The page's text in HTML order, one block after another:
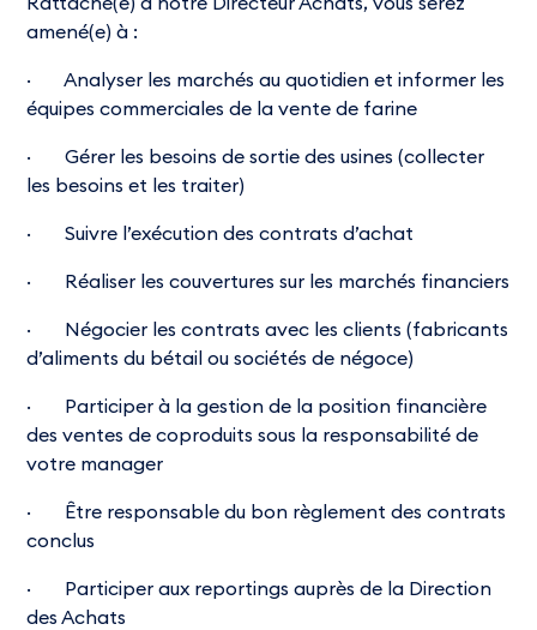
amené(e) à :
· Analyser les marchés au quotidien et informer les
équipes commerciales de la vente de farine
· Gérer les besoins de sortie des usines (collecter
les besoins et les traiter)
· Suivre l’exécution des contrats d’achat
· Réaliser les couvertures sur les marchés financiers
· Négocier les contrats avec les clients (fabricants
d’aliments du bétail ou sociétés de négoce)
· Participer à la gestion de la position financière
des ventes de coproduits sous la responsabilité de
votre manager
· Être responsable du bon règlement des contrats
conclus
· Participer aux reportings auprès de la Direction
des Achats